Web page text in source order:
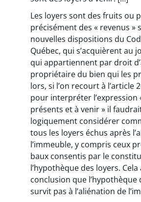
Les loyers sont des fruits ou
précisément des « revenus »
nouvelles dispositions du
Québec, qui s’acquièrent au
qui appartiennent par droit
propriétaire du bien qui les
lors, si l’on recourt à l’article
pour interpréter l’expression
présents et à venir » il
logiquement considérer
tous les loyers échus après
l’immeuble, y compris ceux
baux consentis par le
l’hypothèque des loyers.
conclusion que l’hypothèque
survit pas à l’aliénation de